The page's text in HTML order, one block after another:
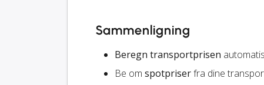
Sammenligning
Beregn transportprisen
Be om spotpriserfra dine